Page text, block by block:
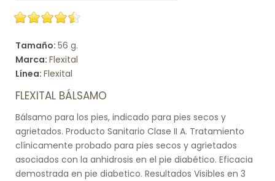
Tamaño: 56 g.
Marca: Flexital
Línea: Flexital
FLEXITAL BÁLSAMO
Bálsamo para los pies, indicado para pies secos y
agrietados. Producto Sanitario Clase II A. Tratamiento
clínicamente probado para pies secos y agrietados
asociados con la anhidrosis en el pie diabético. Eficacia
demostrada en pie diabetico. Resultados Visibles en 3